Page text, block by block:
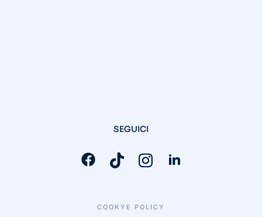
SEGUICI
COOKYE POLICY